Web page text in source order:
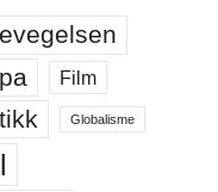
Film
Globalisme